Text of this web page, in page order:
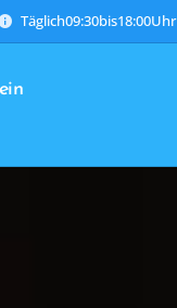
Täglich09:30bis18:00Uhr